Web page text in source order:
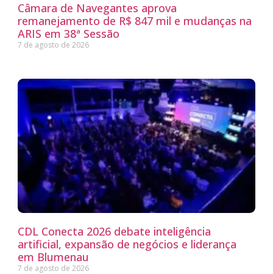
Câmara de Navegantes aprova
remanejamento de R$ 847 mil e mudanças na
ARIS em 38ª Sessão
7 de agosto de 2026
CDL Conecta 2026 debate inteligência
artificial, expansão de negócios e liderança
em Blumenau
7 de agosto de 2026